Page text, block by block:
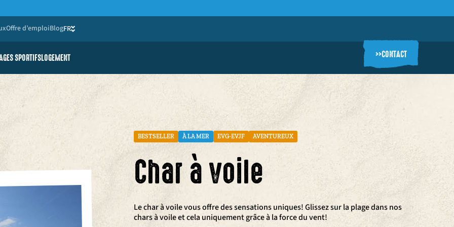
Offre d’emploiBlogFR
NL
SPORTIFSLOGEMENT >>CONTACT
BESTSELLER À LA MER EVG-EVJF AVENTUREUX
Char à voile
Le char à voile vous offre des sensations uniques! Glissez sur la plage dans nos
chars à voile et cela uniquement grâce à la force du vent!